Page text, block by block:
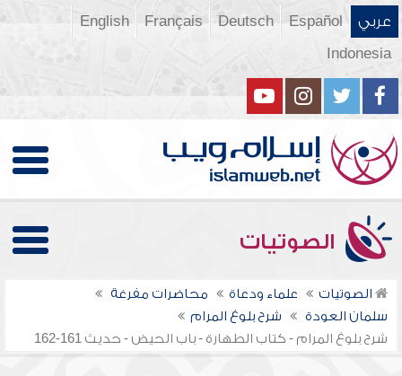
عربي Español
Deutsch
Français
English
Indonesia
الصوتيات
الصوتيات علماء ودعاة
محاضرات مفرغة
سلمان العودة
شرح بلوغ المرام
شرح بلوغ المرام - كتاب الطهارة - باب الحيض - حديث 161-162